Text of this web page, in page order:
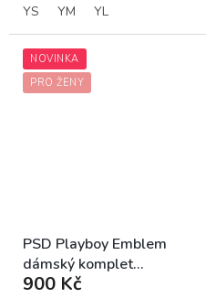
YS YM YL
NOVINKA
PRO ŽENY
PSD Playboy Emblem
dámský komplet
podprsenka a kalhotky
900 Kč